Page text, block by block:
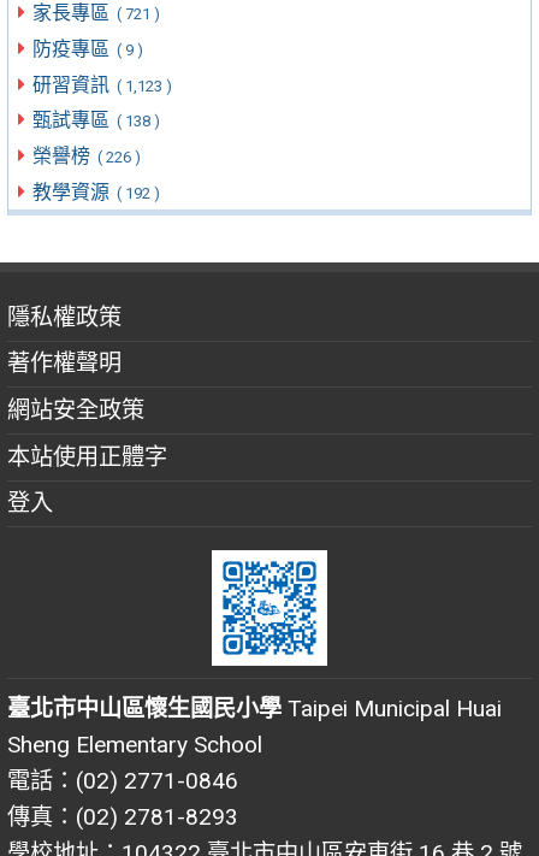
家長專區 ( 721 )
防疫專區 ( 9 )
研習資訊 ( 1,123 )
甄試專區 ( 138 )
榮譽榜 ( 226 )
教學資源 ( 192 )
隱私權政策
著作權聲明
網站安全政策
本站使用正體字
登入
臺北市中山區懷生國民小學 Taipei Municipal Huai
Sheng Elementary School
電話：(02) 2771-0846
傳真：(02) 2781-8293